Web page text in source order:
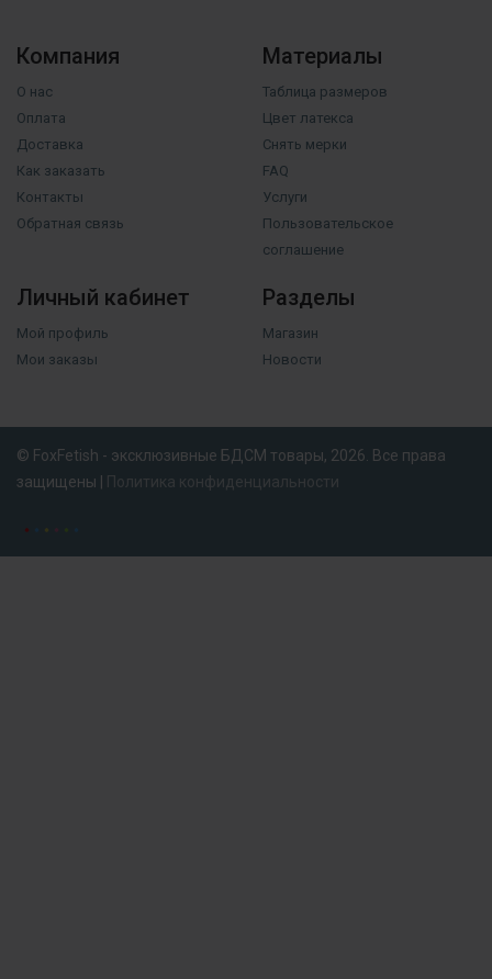
Компания
О нас
Оплата
Доставка
Как заказать
Контакты
Обратная связь
Материалы
Таблица размеров
Цвет латекса
Снять мерки
FAQ
Услуги
Пользовательское
соглашение
Личный кабинет
Мой профиль
Мои заказы
Разделы
Магазин
Новости
© FoxFetish - эксклюзивные БДСМ товары, 2026. Все права
защищены |
Политика конфиденциальности